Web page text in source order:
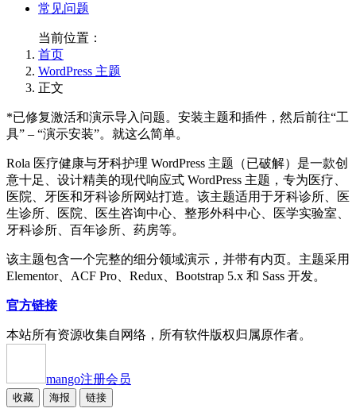
常见问题
当前位置：
首页
WordPress 主题
正文
*已修复激活和演示导入问题。安装主题和插件，然后前往“工
具” – “演示安装”。就这么简单。
Rola 医疗健康与牙科护理 WordPress 主题（已破解）是一款创
意十足、设计精美的现代响应式 WordPress 主题，专为医疗、
医院、牙医和牙科诊所网站打造。该主题适用于牙科诊所、医
生诊所、医院、医生咨询中心、整形外科中心、医学实验室、
牙科诊所、百年诊所、药房等。
该主题包含一个完整的细分领域演示，并带有内页。主题采用
Elementor、ACF Pro、Redux、Bootstrap 5.x 和 Sass 开发。
官方链接
本站所有资源收集自网络，所有软件版权归属原作者。
mango注册会员
收藏 海报 链接